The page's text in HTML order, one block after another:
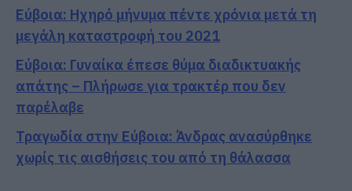
Εύβοια: Ηχηρό μήνυμα πέντε χρόνια μετά τη
μεγάλη καταστροφή του 2021
Εύβοια: Γυναίκα έπεσε θύμα διαδικτυακής
απάτης – Πλήρωσε για τρακτέρ που δεν
παρέλαβε
Τραγωδία στην Εύβοια: Άνδρας ανασύρθηκε
χωρίς τις αισθήσεις του από τη θάλασσα